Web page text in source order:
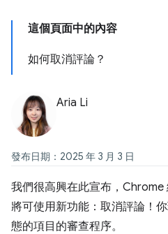
這個頁面中的內容
如何取消評論？
Aria Li
發布日期：2025 年 3 月 3 日
我們很高興在此宣布，
將可使用新功能：取消評論！
態的項目的審查程序。